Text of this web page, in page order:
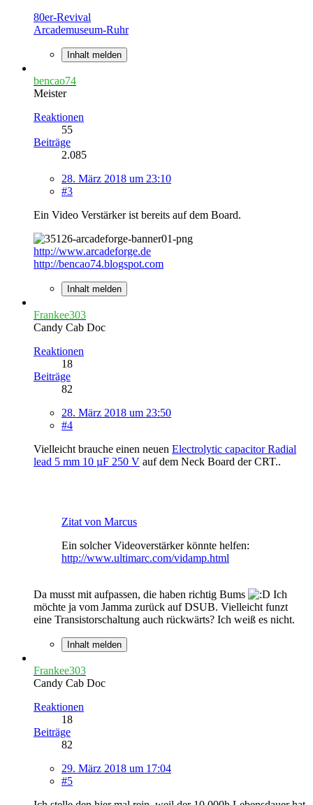
80er-Revival
Arcademuseum-Ruhr
Inhalt melden
bencao74
Meister
Reaktionen
55
Beiträge
2.085
28. März 2018 um 23:10
#3
Ein Video Verstärker ist bereits auf dem Board.
http://www.arcadeforge.de
http://bencao74.blogspot.com
Inhalt melden
Frankee303
Candy Cab Doc
Reaktionen
18
Beiträge
82
28. März 2018 um 23:50
#4
Vielleicht brauche einen neuen Electrolytic capacitor Radial
lead 5 mm 10 µF 250 V auf dem Neck Board der CRT..
Zitat von Marcus
Ein solcher Videoverstärker könnte helfen:
http://www.ultimarc.com/vidamp.html
Da musst mit aufpassen, die haben richtig Bums
Ich
möchte ja vom Jamma zurück auf DSUB. Vielleicht funzt
eine Transistorschaltung auch rückwärts? Ich weiß es nicht.
Inhalt melden
Frankee303
Candy Cab Doc
Reaktionen
18
Beiträge
82
29. März 2018 um 17:04
#5